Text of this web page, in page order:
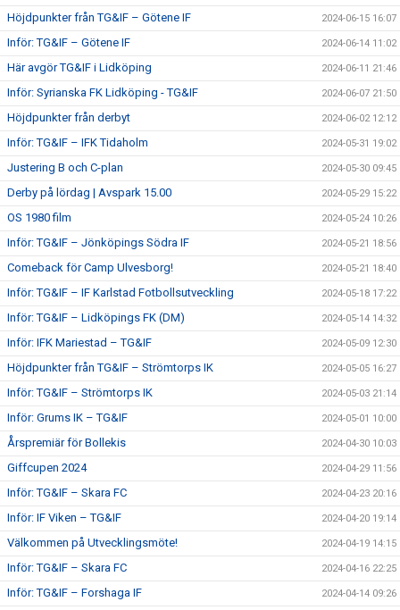
Höjdpunkter från TG&IF – Götene IF 2024-06-15 16:07
Inför: TG&IF – Götene IF 2024-06-14 11:02
Här avgör TG&IF i Lidköping 2024-06-11 21:46
Inför: Syrianska FK Lidköping - TG&IF 2024-06-07 21:50
Höjdpunkter från derbyt 2024-06-02 12:12
Inför: TG&IF – IFK Tidaholm 2024-05-31 19:02
Justering B och C-plan 2024-05-30 09:45
Derby på lördag | Avspark 15.00 2024-05-29 15:22
OS 1980 film 2024-05-24 10:26
Inför: TG&IF – Jönköpings Södra IF 2024-05-21 18:56
Comeback för Camp Ulvesborg! 2024-05-21 18:40
Inför: TG&IF – IF Karlstad Fotbollsutveckling 2024-05-18 17:22
Inför: TG&IF – Lidköpings FK (DM) 2024-05-14 14:32
Inför: IFK Mariestad – TG&IF 2024-05-09 12:30
Höjdpunkter från TG&IF – Strömtorps IK 2024-05-05 16:27
Inför: TG&IF – Strömtorps IK 2024-05-03 21:14
Inför: Grums IK – TG&IF 2024-05-01 10:00
Årspremiär för Bollekis 2024-04-30 10:03
Giffcupen 2024 2024-04-29 11:56
Inför: TG&IF – Skara FC 2024-04-23 20:16
Inför: IF Viken – TG&IF 2024-04-20 19:14
Välkommen på Utvecklingsmöte! 2024-04-19 14:15
Inför: TG&IF – Skara FC 2024-04-16 22:25
Inför: TG&IF – Forshaga IF 2024-04-14 09:26